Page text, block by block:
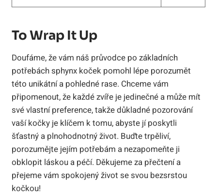
To Wrap It Up
Doufáme, že vám náš průvodce po základních
potřebách sphynx koček pomohl lépe porozumět
této unikátní a pohledné rase. Chceme vám
připomenout, že každé zvíře je jedinečné a může mít
své vlastní preference, takže důkladné pozorování
vaší kočky je klíčem k tomu, abyste jí poskytli
šťastný a plnohodnotný život. Buďte trpěliví,
porozumějte jejím potřebám a nezapomeňte ji
obklopit láskou a péčí. Děkujeme za přečtení a
přejeme vám spokojený život se svou bezsrstou
kočkou!